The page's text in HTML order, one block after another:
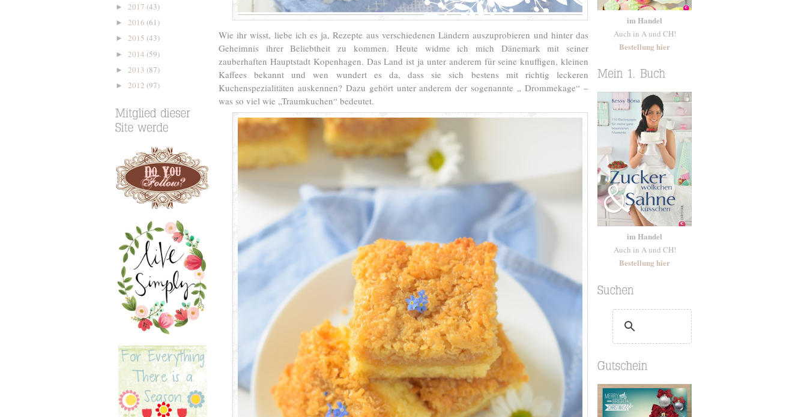
► 2017 (43)
► 2016 (61)
► 2015 (43)
► 2014 (59)
► 2013 (87)
► 2012 (97)
Wie ihr wisst, liebe ich es ja, Rezepte aus verschiedenen Ländern auszuprobieren und hinter das
Geheimnis ihrer Beliebtheit zu kommen. Heute widme ich mich Dänemark mit seiner
zauberhaften Hauptstadt Kopenhagen. Das Land ist ja unter anderem für seine knuffigen, kleinen
Kaffees bekannt und wen wundert es da, dass sie sich bestens mit richtig leckeren
Kuchenspezialitäten auskennen? Dazu gehört unter anderem der sogenannte „ Drommekage“ –
was so viel wie „Traumkuchen“ bedeutet.
im Handel
Auch in A und CH!
Bestellung hier
im Handel
Auch in A und CH!
Bestellung hier